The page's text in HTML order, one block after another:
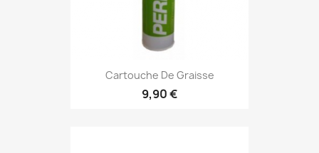
Cartouche De Graisse
9,90 €